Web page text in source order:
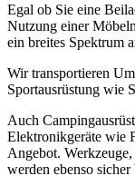
Egal ob Sie eine
Nutzung einer
ein breites Spektrum
Wir transportieren
Sportausrüstung wie
Auch
Elektronikgeräte wie
Angebot.
werden ebenso